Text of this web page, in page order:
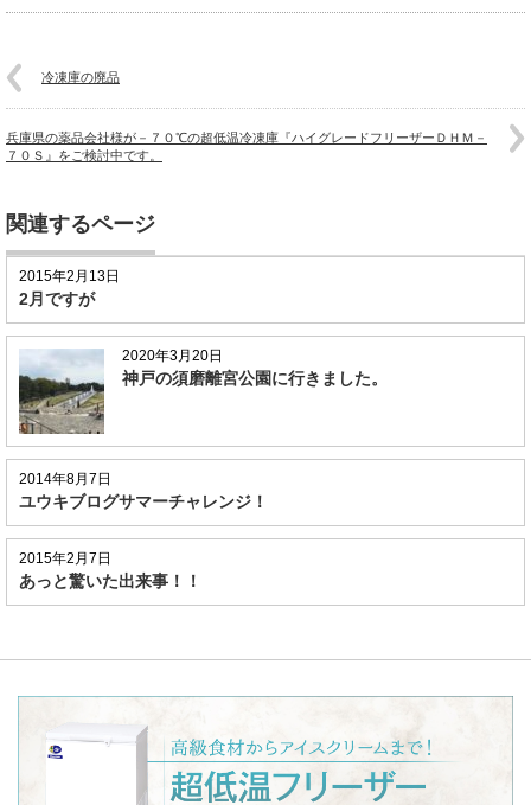
冷凍庫の廃品
兵庫県の薬品会社様が－７０℃の超低温冷凍庫『ハイグレードフリーザーＤＨＭ－
７０Ｓ』をご検討中です。
関連するページ
2015年2月13日
2月ですが
2020年3月20日
神戸の須磨離宮公園に行きました。
2014年8月7日
ユウキブログサマーチャレンジ！
2015年2月7日
あっと驚いた出来事！！